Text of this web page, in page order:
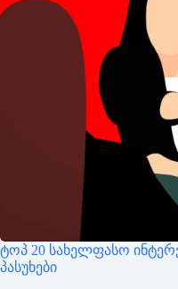
ტოპ 20 სახელფასო
პასუხები